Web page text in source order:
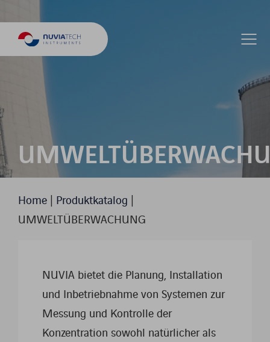
Home | Produktkatalog |
UMWELTÜBERWACHUNG
NUVIA bietet die Planung, Installation
und Inbetriebnahme von Systemen zur
Messung und Kontrolle der
Konzentration sowohl natürlicher als